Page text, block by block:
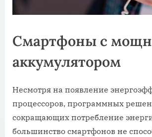
Смартфоны с
аккумулятором
Несмотря на появление
процессоров, программных
сокращающих потребление
большинство смартфонов не